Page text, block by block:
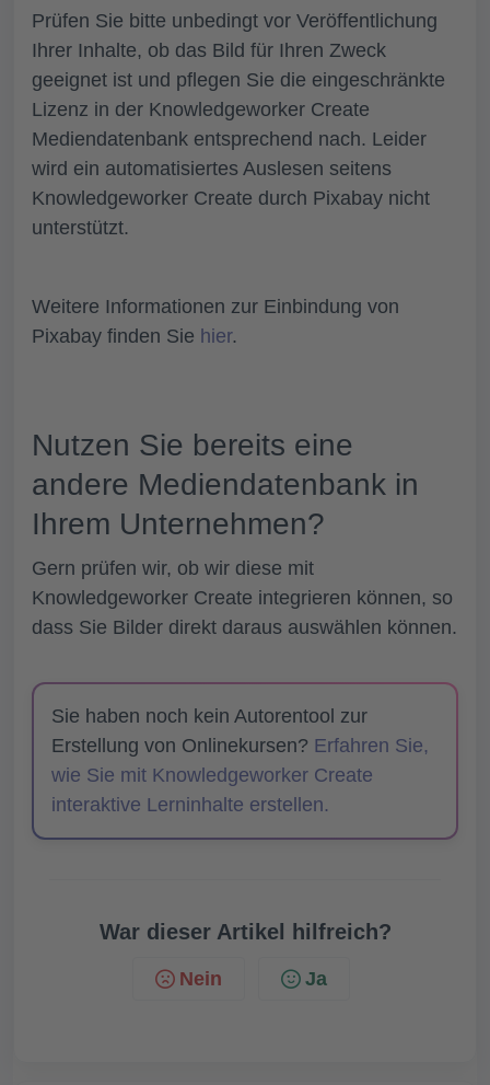
Prüfen Sie bitte unbedingt vor Veröffentlichung
Ihrer Inhalte, ob das Bild für Ihren Zweck
geeignet ist und pflegen Sie die eingeschränkte
Lizenz in der Knowledgeworker Create
Mediendatenbank entsprechend nach. Leider
wird ein automatisiertes Auslesen seitens
Knowledgeworker Create durch Pixabay nicht
unterstützt.
Weitere Informationen zur Einbindung von
Pixabay finden Sie hier.
Nutzen Sie bereits eine
andere Mediendatenbank in
Ihrem Unternehmen?
Gern prüfen wir, ob wir diese mit
Knowledgeworker Create integrieren können, so
dass Sie Bilder direkt daraus auswählen können.
Sie haben noch kein Autorentool zur
Erstellung von Onlinekursen? Erfahren Sie,
wie Sie mit Knowledgeworker Create
interaktive Lerninhalte erstellen.
War dieser Artikel hilfreich?
Nein Ja